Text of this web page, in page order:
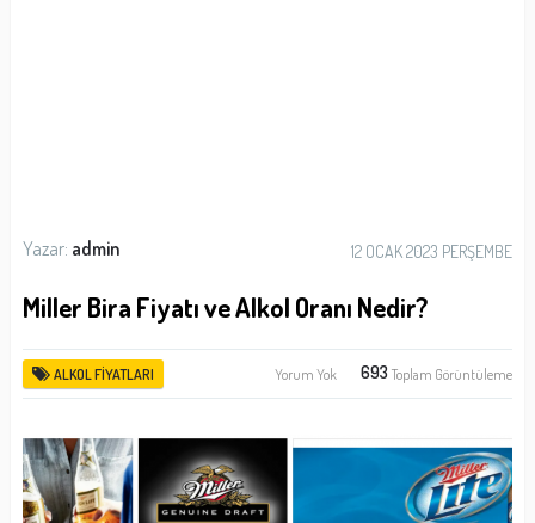
Yazar: admin 12 OCAK 2023 PERŞEMBE
Miller Bira Fiyatı ve Alkol Oranı Nedir?
ALKOL FIYATLARI 693Toplam Görüntüleme
Yorum Yok